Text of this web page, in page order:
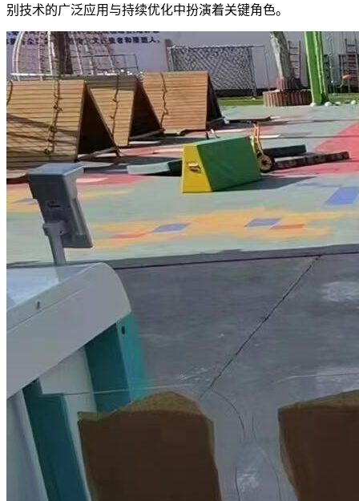
别技术的广泛应用与持续优化中扮演着关键角色。